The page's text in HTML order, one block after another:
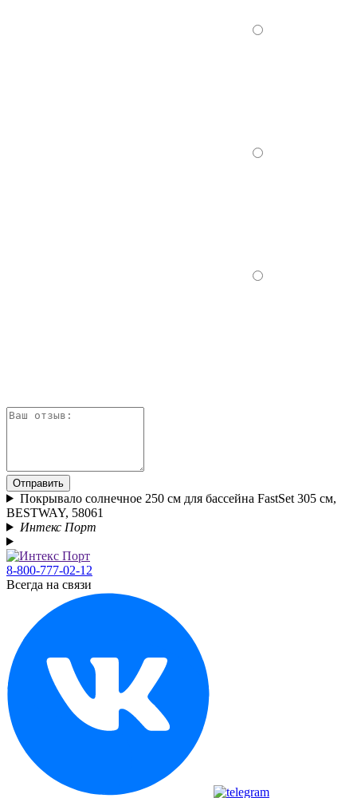
Отправить
Покрывало солнечное 250 см для бассейна FastSet 305 см,
BESTWAY, 58061
Интекс Порт
8-800-777-02-12
Всегда на связи